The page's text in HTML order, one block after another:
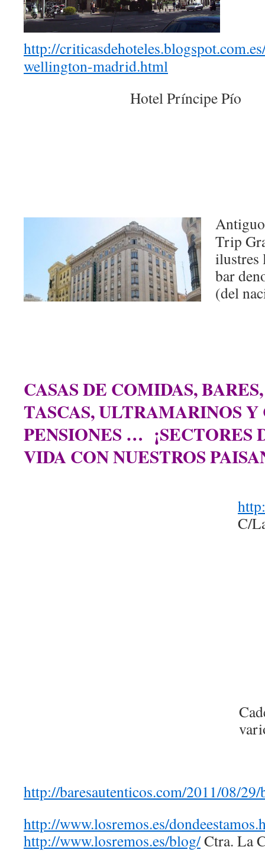
http://
wellington-madrid.html
Hotel Príncipe Pío
Trip
ilustres
bar
(del
CASAS DE COMIDAS,
TASCAS, ULTRAMARINOS
PENSIONES … ¡SECTORES
VIDA CON NUESTROS
C/
http://baresautenticos.com/2011/08/
http://www.losremos.es/
http://www.losremos.es/blog/Ctra. La